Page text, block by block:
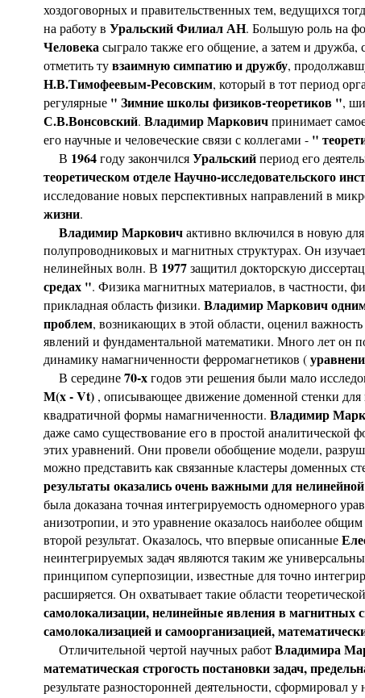
хоздоговорных и правительственных тем, ведущихся
на работу в Уральский Филиал АН. Большую роль на
Человека сыграло также его общение, а затем и
отметить тувзаимную симпатию и дружбу,
Н.В.Тимофеевым-Ресовским, который в тот период
регулярные " Зимние школы физиков-теоретиков ",
С.В.Вонсовский. Владимир Марковичпринимает
его научные и человеческие связи с коллегами - "
В 1964году закончилсяУральскийпериод его
теоретическом отделе Научно-исследовательского
исследование новых перспективных направлений в
жизни.
Владимир Марковичактивно включился в новую
полупроводниковых и магнитных структурах. Он
нелинейных волн. В 1977защитил докторскую
средах ". Физика магнитных материалов, в частности,
прикладная область физики. Владимир Маркович одним
проблем, возникающих в этой области, оценил
явлений и фундаментальной математики. Много лет он
динамику намагниченности ферромагнетиков (
В середине70-хгодов эти решения были мало
М(x - Vt) , описывающее движение доменной стенки для
квадратичной формы намагниченности. Владимир
даже само существование его в простой аналитической
этих уравнений. Они провели обобщение модели,
можно представить как связанные кластеры доменных
результаты оказались очень важными для
была доказана точная интегрируемость одномерного
анизотропии, и это уравнение оказалось наиболее
второй результат. Оказалось, что впервые описанные
неинтегрируемых задач являются таким же
принципом суперпозиции, известные для точно
расширяется. Он охватывает такие области
самолокализации, нелинейные явления в магнитных
самолокализацией и самоорганизацией,
Отличительной чертой научных работВладимира
математическая строгость постановки задач,
результате разносторонней деятельности, сформировал у